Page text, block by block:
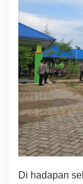
b
d
a
n
T
e
r
t
i
b
L
a
u
Di hadapan